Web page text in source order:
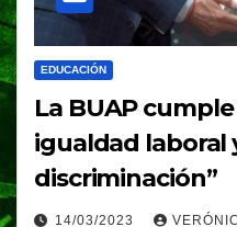
EDUCACIÓN
La BUAP
igualdad laboral
discriminación”
14/03/2023